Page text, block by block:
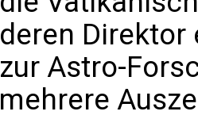
deren Direktor
zur Astro-
mehrere